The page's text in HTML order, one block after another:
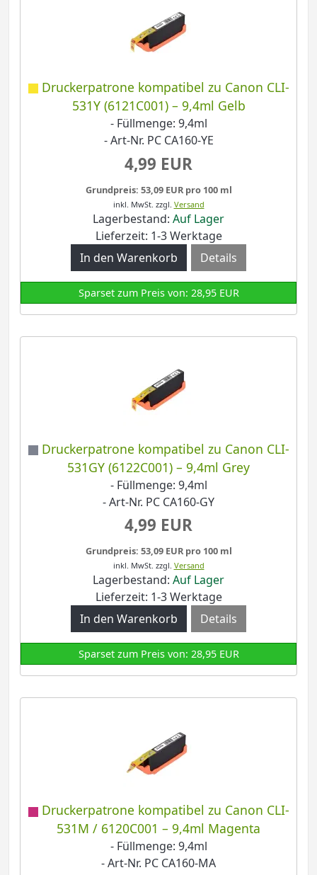
Druckerpatrone kompatibel zu Canon CLI-
531Y (6121C001) – 9,4ml Gelb
- Füllmenge: 9,4ml
- Art-Nr. PC CA160-YE
4,99 EUR
Grundpreis: 53,09 EUR pro 100 ml
inkl. MwSt. zzgl. Versand
Lagerbestand: Auf Lager
Lieferzeit: 1-3 Werktage
Details
Sparset zum Preis von: 28,95 EUR
Druckerpatrone kompatibel zu Canon CLI-
531GY (6122C001) – 9,4ml Grey
- Füllmenge: 9,4ml
- Art-Nr. PC CA160-GY
4,99 EUR
Grundpreis: 53,09 EUR pro 100 ml
inkl. MwSt. zzgl. Versand
Lagerbestand: Auf Lager
Lieferzeit: 1-3 Werktage
Details
Sparset zum Preis von: 28,95 EUR
Druckerpatrone kompatibel zu Canon CLI-
531M / 6120C001 – 9,4ml Magenta
- Füllmenge: 9,4ml
- Art-Nr. PC CA160-MA